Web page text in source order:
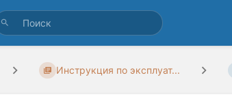
Инструкция по эксплуат...